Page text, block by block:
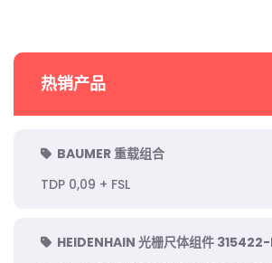
热销产品
BAUMER 重载组合
TDP 0,09 + FSL
HEIDENHAIN 光栅尺体组件